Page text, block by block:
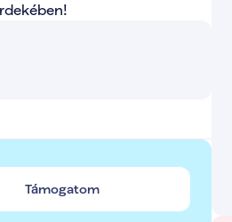
Támogatom